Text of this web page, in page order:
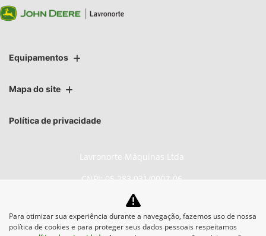
Equipamentos
Mapa do site
Política de privacidade
Lavronorte Máquinas Ltda
CNPJ: 05.283.031/0007-06
No trânsito, enxergar o outro
Para otimizar sua experiência durante a navegação, fazemos uso de nossa
política de cookies e para proteger seus dados pessoais respeitamos